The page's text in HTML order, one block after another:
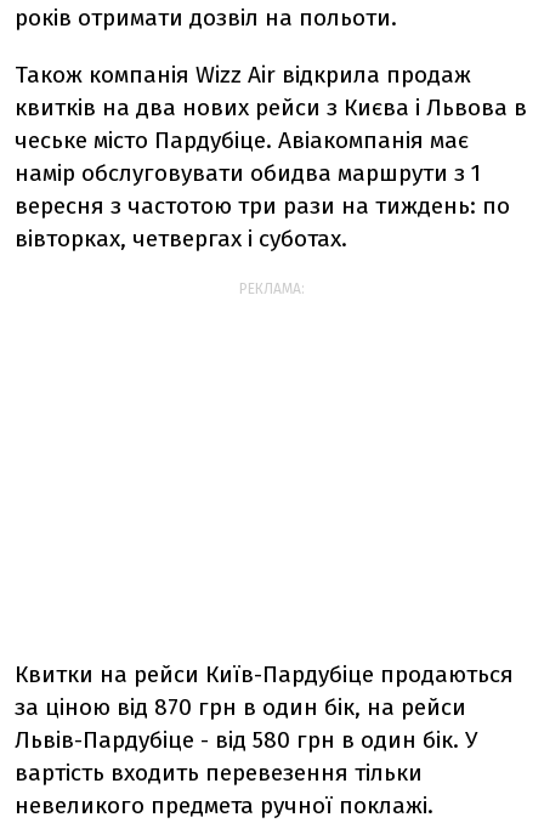
років отримати дозвіл на польоти.
Також компанія Wizz Air відкрила продаж
квитків на два нових рейси з Києва і Львова в
чеське місто Пардубіце. Авіакомпанія має
намір обслуговувати обидва маршрути з 1
вересня з частотою три рази на тиждень: по
вівторках, четвергах і суботах.
РЕКЛАМА:
Квитки на рейси Київ-Пардубіце продаються
за ціною від 870 грн в один бік, на рейси
Львів-Пардубіце - від 580 грн в один бік. У
вартість входить перевезення тільки
невеликого предмета ручної поклажі.